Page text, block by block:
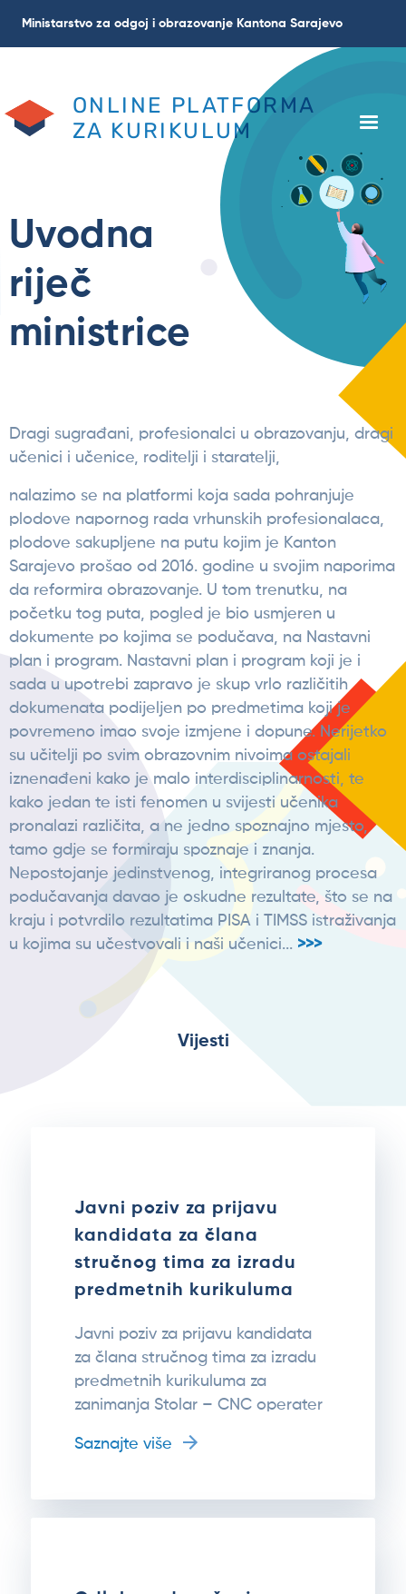
Ministarstvo za odgoj i obrazovanje Kantona Sarajevo
ONLINE PLATFORMA
ZA KURIKULUM
Uvodna
riječ
ministrice
Dragi sugrađani, profesionalci u obrazovanju, dragi
učenici i učenice, roditelji i staratelji,
nalazimo se na platformi koja sada pohranjuje
plodove napornog rada vrhunskih profesionalaca,
plodove sakupljene na putu kojim je Kanton
Sarajevo prošao od 2016. godine u svojim naporima
da reformira obrazovanje. U tom trenutku, na
početku tog puta, pogled je bio usmjeren u
dokumente po kojima se podučava, na Nastavni
plan i program. Nastavni plan i program koji je i
sada u upotrebi zapravo je skup vrlo različitih
dokumenata podijeljen po predmetima koji je
povremeno imao svoje izmjene i dopune. Nerijetko
su učitelji po svim obrazovnim nivoima ostajali
iznenađeni kako je malo interdisciplinarnosti, te
kako jedan te isti fenomen u svijesti učenika
pronalazi različita, a ne jedno spoznajno mjesto,
tamo gdje se formiraju spoznaje i znanja.
Nepostojanje jedinstvenog, integriranog procesa
podučavanja davao je oskudne rezultate, što se na
kraju i potvrdilo rezultatima PISA i TIMSS istraživanja
u kojima su učestvovali i naši učenici... >>>
Vijesti
Javni poziv za prijavu
kandidata za člana
stručnog tima za izradu
predmetnih kurikuluma
Javni poziv za prijavu kandidata
za člana stručnog tima za izradu
predmetnih kurikuluma za
zanimanja Stolar – CNC operater
Saznajte više